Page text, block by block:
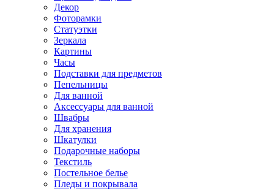
Декор
Фоторамки
Статуэтки
Зеркала
Картины
Часы
Подставки для предметов
Пепельницы
Для ванной
Аксессуары для ванной
Швабры
Для хранения
Шкатулки
Подарочные наборы
Текстиль
Постельное белье
Пледы и покрывала